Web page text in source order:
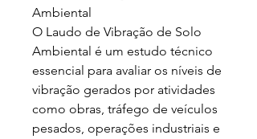
Ambiental
O Laudo de Vibração de Solo
Ambiental é um estudo técnico
essencial para avaliar os níveis de
vibração gerados por atividades
como obras, tráfego de veículos
pesados, operações industriais e